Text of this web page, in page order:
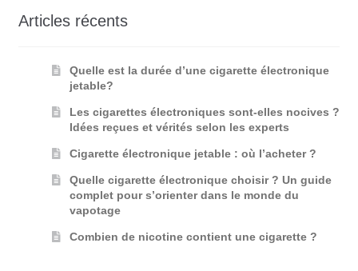
Articles récents
Quelle est la durée d’une cigarette électronique
jetable?
Les cigarettes électroniques sont-elles nocives ?
Idées reçues et vérités selon les experts
Cigarette électronique jetable : où l’acheter ?
Quelle cigarette électronique choisir ? Un guide
complet pour s’orienter dans le monde du
vapotage
Combien de nicotine contient une cigarette ?